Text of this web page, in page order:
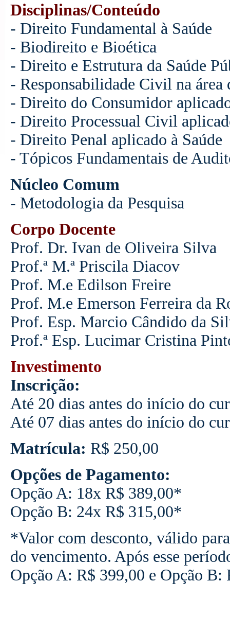
Disciplinas/Conteúdo
- Direito Fundamental à Saúde
- Biodireito e Bioética
- Direito e Estrutura da Saúde
- Responsabilidade Civil na área
- Direito do Consumidor
- Direito Processual Civil
- Direito Penal aplicado à Saúde
- Tópicos Fundamentais de
Núcleo Comum
- Metodologia da Pesquisa
Corpo Docente
Prof. Dr. Ivan de Oliveira Silva
Prof.ª M.ª Priscila Diacov
Prof. M.e Edilson Freire
Prof. M.e Emerson Ferreira da
Prof. Esp. Marcio Cândido da
Prof.ª Esp. Lucimar Cristina
Investimento
Inscrição:
Até 20 dias antes do início do
Até 07 dias antes do início do
Matrícula: R$ 250,00
Opções de Pagamento:
Opção A: 18x R$ 389,00*
Opção B: 24x R$ 315,00*
*Valor com desconto, válido
do vencimento. Após esse
Opção A: R$ 399,00 e Opção B: